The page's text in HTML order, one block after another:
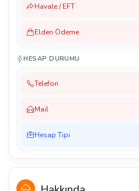
Havale / EFT
Elden Ödeme
HESAP DURUMU
Telefon
Mail
Hesap Tipi